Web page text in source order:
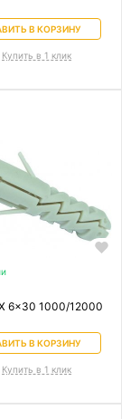
В КОРЗИНУ
Купить в 1 клик
6x30 1000/12000
В КОРЗИНУ
Купить в 1 клик